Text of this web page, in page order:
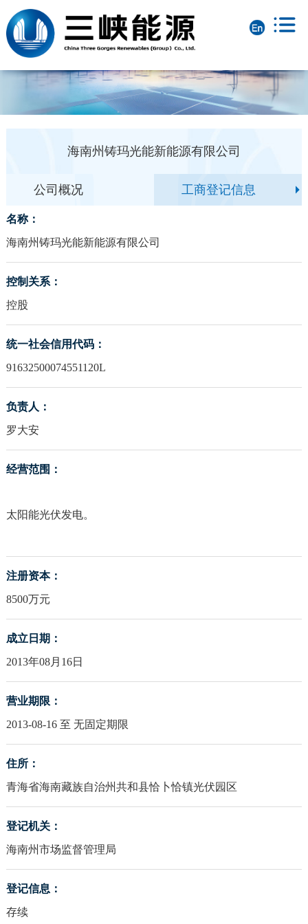
海南州铸玛光能新能源有限公司
公司概况 工商登记信息
名称：
海南州铸玛光能新能源有限公司
控制关系：
控股
统一社会信用代码：
91632500074551120L
负责人：
罗大安
经营范围：
太阳能光伏发电。
注册资本：
8500万元
成立日期：
2013年08月16日
营业期限：
2013-08-16 至 无固定期限
住所：
青海省海南藏族自治州共和县恰卜恰镇光伏园区
登记机关：
海南州市场监督管理局
登记信息：
存续